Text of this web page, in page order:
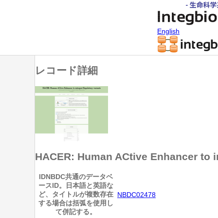
English
レコード詳細
HACER: Human ACtive Enhancer
IDNBDC共通のデータベ
ースID。日本語と英語な
ど、タイトルが複数存在
する場合は括弧を使用し
て併記する。
NBDC02478